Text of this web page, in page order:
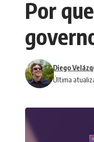
Por
Última
Diego